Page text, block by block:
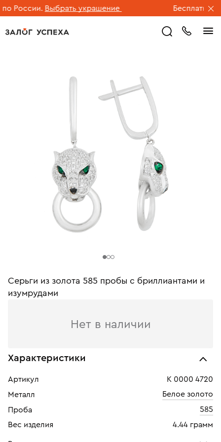
России. Выбрать украшение Бесплатная
Серьги из золота 585 пробы c бриллиантами и
изумрудами
Нет в наличии
Характеристики
Артикул
К 0000 4720
Металл
Белое золото
Проба
585
Вес изделия
4.44 грамм